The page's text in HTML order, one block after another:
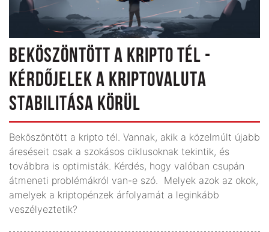
BEKÖSZÖNTÖTT A KRIPTO TÉL -
KÉRDŐJELEK A KRIPTOVALUTA
STABILITÁSA KÖRÜL
Beköszöntött a kripto tél. Vannak, akik a közelmúlt újabb
áreséseit csak a szokásos ciklusoknak tekintik, és
továbbra is optimisták. Kérdés, hogy valóban csupán
átmeneti problémákról van-e szó. Melyek azok az okok,
amelyek a kriptopénzek árfolyamát a leginkább
veszélyeztetik?